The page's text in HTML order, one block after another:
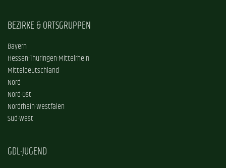
BEZIRKE & ORTSGRUPPEN
Bayern
Hessen-Thüringen-Mittelrhein
Mitteldeutschland
Nord
Nord-Ost
Nordrhein-Westfalen
Süd-West
GDL-JUGEND